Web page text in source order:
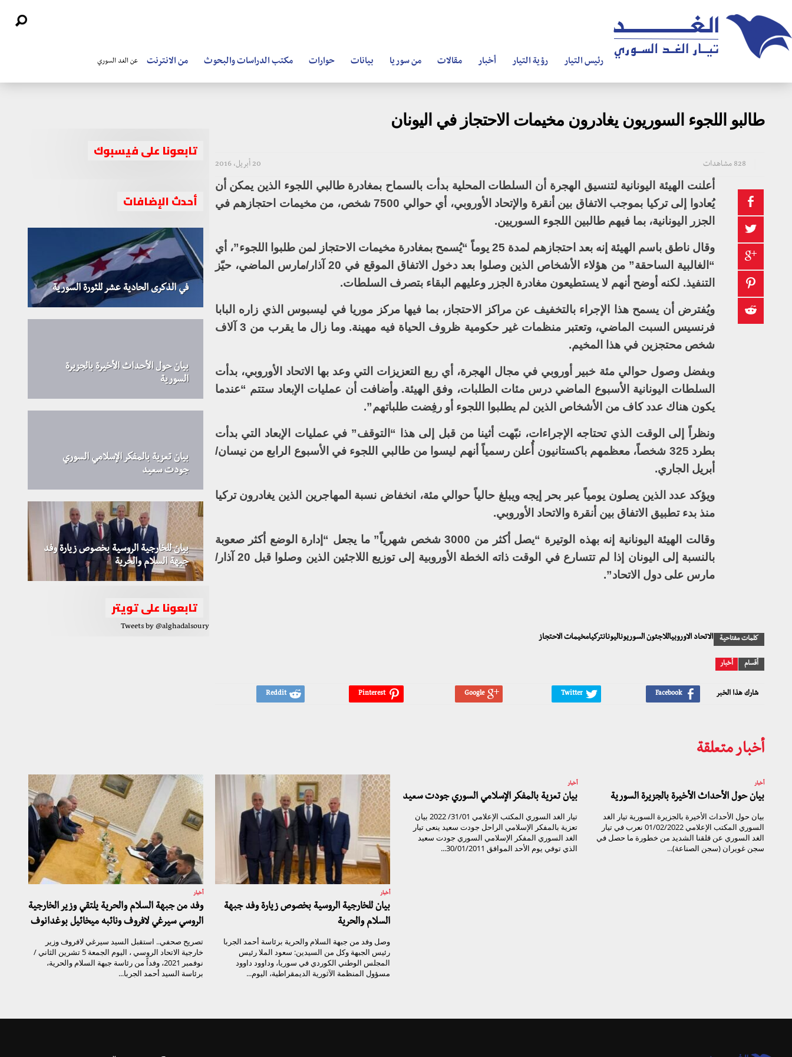
رئيس التيار رؤية التيار أخبار مقالات من سوريا بيانات حوارات مكتب الدراسات والبحوث من الانترنت عن الغد السوري
طالبو اللجوء السوريون يغادرون مخيمات الاحتجاز في اليونان
20 أبريل، 2016 828 مشاهدات
أعلنت الهيئة اليونانية لتنسيق الهجرة أن السلطات المحلية بدأت بالسماح بمغادرة طالبي اللجوء الذين يمكن أن
يُعادوا إلى تركيا بموجب الاتفاق بين أنقرة والإتحاد الأوروبي، أي حوالي 7500 شخص، من مخيمات احتجازهم في
الجزر اليونانية، بما فيهم طالبين اللجوء السوريين.
وقال ناطق باسم الهيئة إنه بعد احتجازهم لمدة 25 يوماً “يُسمح بمغادرة مخيمات الاحتجاز لمن طلبوا اللجوء”، أي
“الغالبية الساحقة” من هؤلاء الأشخاص الذين وصلوا بعد دخول الاتفاق الموقع في 20 آذار/مارس الماضي، حيّز
التنفيذ. لكنه أوضح أنهم لا يستطيعون مغادرة الجزر وعليهم البقاء بتصرف السلطات.
ويُفترض أن يسمح هذا الإجراء بالتخفيف عن مراكز الاحتجاز، بما فيها مركز موريا في ليسبوس الذي زاره البابا
فرنسيس السبت الماضي، وتعتبر منظمات غير حكومية ظروف الحياة فيه مهينة. وما زال ما يقرب من 3 آلاف
شخص محتجزين في هذا المخيم.
وبفضل وصول حوالي مئة خبير أوروبي في مجال الهجرة، أي ربع التعزيزات التي وعد بها الاتحاد الأوروبي، بدأت
السلطات اليونانية الأسبوع الماضي درس مئات الطلبات، وفق الهيئة. وأضافت أن عمليات الإبعاد ستتم “عندما
يكون هناك عدد كاف من الأشخاص الذين لم يطلبوا اللجوء أو رفِضت طلباتهم”.
ونظراً إلى الوقت الذي تحتاجه الإجراءات، نبّهت أثينا من قبل إلى هذا “التوقف” في عمليات الإبعاد التي بدأت
بطرد 325 شخصاً، معظمهم باكستانيون أُعلن رسمياً أنهم ليسوا من طالبي اللجوء في الأسبوع الرابع من نيسان/
أبريل الجاري.
ويؤكد عدد الذين يصلون يومياً عبر بحر إيجه ويبلغ حالياً حوالي مئة، انخفاض نسبة المهاجرين الذين يغادرون تركيا
منذ بدء تطبيق الاتفاق بين أنقرة والاتحاد الأوروبي.
وقالت الهيئة اليونانية إنه بهذه الوتيرة “يصل أكثر من 3000 شخص شهرياً” ما يجعل “إدارة الوضع أكثر صعوبة
بالنسبة إلى اليونان إذا لم تتسارع في الوقت ذاته الخطة الأوروبية إلى توزيع اللاجئين الذين وصلوا قبل 20 آذار/
مارس على دول الاتحاد”.
كلمات مفتاحية الاتحاد الاوروبياللاجئون السوريوناليونانتركيامخيمات الاحتجاز
أقسام أخبار
شارك هذا الخبر
تابعونا على فيسبوك
أحدث الإضافات
في الذكرى الحادية عشر للثورة السورية
بيان حول الأحداث الأخيرة بالجزيرة
السورية
بيان تعزية بالمفكر الإسلامي السوري
جودت سعيد
بيان للخارجية الروسية بخصوص زيارة وفد
جبهة السلام والحرية
تابعونا على تويتر
Tweets by @alghadalsoury
أخبار متعلقة
أخبار
بيان حول الأحداث الأخيرة بالجزيرة السورية
بيان حول الأحداث الأخيرة بالجزيرة السورية تيار الغد
السوري المكتب الإعلامي 01/02/2022 نعرب في تيار
الغد السوري عن قلقنا الشديد من خطورة ما حصل في
سجن غويران (سجن الصناعة)...
أخبار
بيان تعزية بالمفكر الإسلامي السوري جودت سعيد
تيار الغد السوري المكتب الإعلامي 31/01/ 2022 بيان
تعزية بالمفكر الإسلامي الراحل جودت سعيد ينعى تيار
الغد السوري المفكر الإسلامي السوري جودت سعيد
الذي توفي يوم الأحد الموافق 30/01/2011...
أخبار
بيان للخارجية الروسية بخصوص زيارة وفد جبهة
السلام والحرية
وصل وفد من جبهة السلام والحرية برئاسة أحمد الجربا
رئيس الجبهة وكل من السيدين: سعود الملا رئيس
المجلس الوطني الكوردي في سوريا، وداوود داوود
مسؤول المنظمة الآثورية الديمقراطية، اليوم...
أخبار
وفد من جبهة السلام والحرية يلتقي وزير الخارجية
الروسي سيرغي لافروف ونائبه ميخائيل بوغدانوف
تصريح صحفي.. استقبل السيد سيرغي لافروف وزير
خارجية الاتحاد الروسي ، اليوم الجمعة 5 تشرين الثاني /
نوفمبر 2021، وفداً من رئاسة جبهة السلام والحرية،
برئاسة السيد أحمد الجربا...